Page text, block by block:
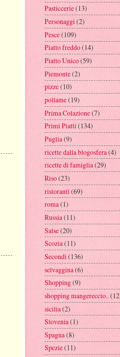
Pasticcerie(13)
Personaggi(2)
Pesce(109)
Piatto freddo(14)
Piatto Unico(59)
Piemonte(2)
pizze(10)
pollame(19)
Prima Colazione(7)
Primi Piatti(134)
Puglia(9)
ricette dalla blogosfera(4)
ricette di famiglia(29)
Riso(23)
ristoranti (69)
roma(1)
Russia(11)
Salse(20)
Scozia(11)
Secondi(136)
selvaggina (6)
Shopping(9)
shopping mangereccio..
sicilia(2)
Slovenia(1)
Spagna(8)
Spezie(11)